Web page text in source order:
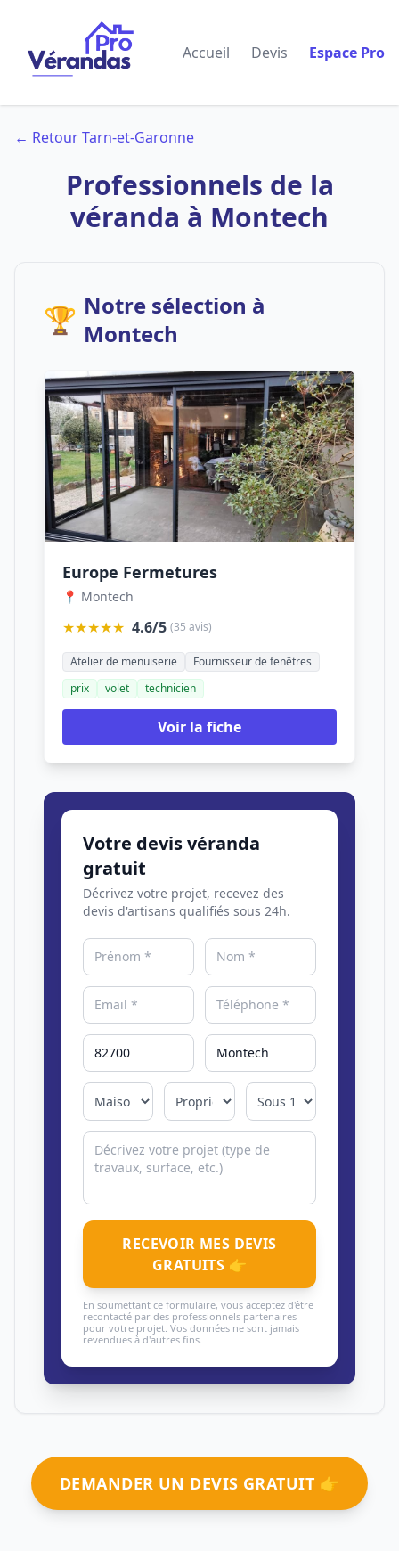
Accueil Devis Espace Pro
← Retour Tarn-et-Garonne
Professionnels de la
véranda à Montech
🏆 Notre sélection à
Montech
Europe Fermetures
📍 Montech
★★★★★ 4.6/5 (35 avis)
Atelier de menuiserie
Fournisseur de fenêtres
prix
volet technicien
Voir la fiche
Votre devis véranda
gratuit
Décrivez votre projet, recevez des
devis d'artisans qualifiés sous 24h.
RECEVOIR MES DEVIS
GRATUITS 👉
En soumettant ce formulaire, vous acceptez d'être
recontacté par des professionnels partenaires
pour votre projet. Vos données ne sont jamais
revendues à d'autres fins.
DEMANDER UN DEVIS GRATUIT 👉